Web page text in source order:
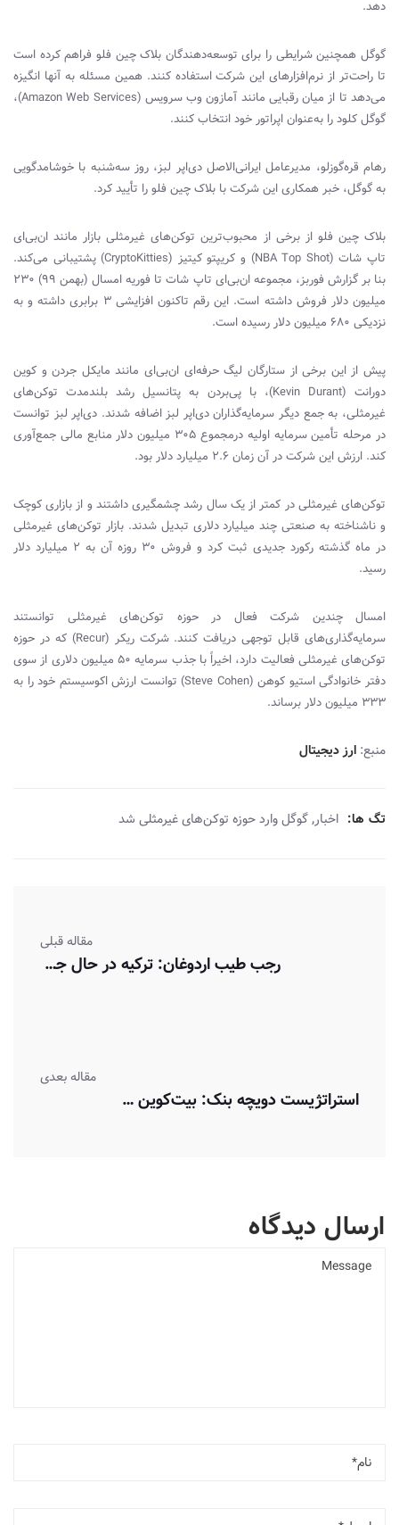
دهد.
گوگل همچنین شرایطی را برای توسعه‌دهندگان بلاک چین فلو فراهم کرده است
تا راحت‌تر از نرم‌افزارهای این شرکت استفاده کنند. همین مسئله به آنها انگیزه
می‌دهد تا از میان رقبایی مانند آمازون وب سرویس (Amazon Web Services)،
گوگل کلود را به‌عنوان اپراتور خود انتخاب کنند.
رهام قره‌گوزلو، مدیرعامل ایرانی‌‌الاصل دی‌اپر لبز، روز سه‌شنبه با خوشامدگویی
به گوگل، خبر همکاری این شرکت با بلاک چین فلو را تأیید کرد.
بلاک چین فلو از برخی از محبوب‌ترین توکن‌های غیرمثلی بازار مانند ان‌بی‌ای
تاپ شات (NBA Top Shot) و کریپتو کیتیز (CryptoKitties) پشتیبانی می‌کند.
بنا بر گزارش فوربز، مجموعه ان‌بی‌ای تاپ شات تا فوریه امسال (بهمن ۹۹) ۲۳۰
میلیون دلار فروش داشته است. این رقم تاکنون افزایشی ۳ برابری داشته و به
نزدیکی ۶۸۰ میلیون دلار رسیده است.
پیش از این برخی از ستارگان لیگ حرفه‌ای ان‌بی‌ای مانند مایکل جردن و کوین
دورانت (Kevin Durant)، با پی‌بردن به پتانسیل رشد بلندمدت توکن‌های
غیرمثلی، به جمع دیگر سرمایه‌گذاران دی‌اپر لبز اضافه شدند. دی‌اپر لبز توانست
در مرحله تأمین سرمایه اولیه در‌مجموع ۳۰۵ میلیون دلار منابع مالی جمع‌آوری
کند. ارزش این شرکت در آن زمان ۲.۶ میلیارد دلار بود.
توکن‌های غیرمثلی در کمتر از یک سال رشد چشمگیری داشتند و از بازاری کوچک
و ناشناخته به صنعتی چند میلیارد دلاری تبدیل شدند. بازار توکن‌های غیرمثلی
در ماه گذشته رکورد جدیدی ثبت کرد و فروش ۳۰ روزه آن به ۲ میلیارد دلار
رسید.
امسال چندین شرکت فعال در حوزه توکن‌های غیرمثلی توانستند
سرمایه‌‌گذاری‌های قابل ‌توجهی دریافت کنند. شرکت ریکر (Recur) که در حوزه
توکن‌های غیرمثلی فعالیت دارد، اخیراً با جذب سرمایه ۵۰ میلیون دلاری از سوی
دفتر خانوادگی استیو کوهن (Steve Cohen) توانست ارزش اکوسیستم خود را به
۳۳۳ میلیون دلار برساند.
منبع: ارز دیجیتال
تگ ها: اخبار,گوگل وارد حوزه توکن‌های غیرمثلی شد
مقاله قبلی
رجب طیب اردوغان: ترکیه در حال جنگ با ارزهای دیجیتال است.
مقاله بعدی
استراتژیست دویچه بنک: بیت‌کوین می‌تواند طلای دیجیتال قرن ۲۱ باشد
ارسال دیدگاه